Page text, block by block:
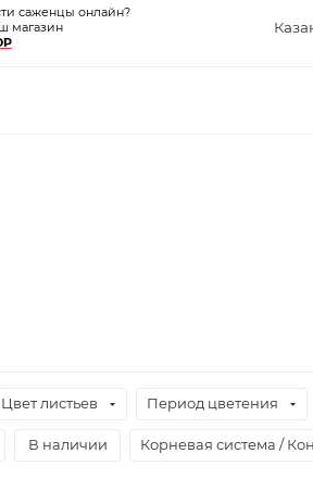
саженцы онлайн?
магазин
Цвет листьев Период цветения
В наличии Корневая система /